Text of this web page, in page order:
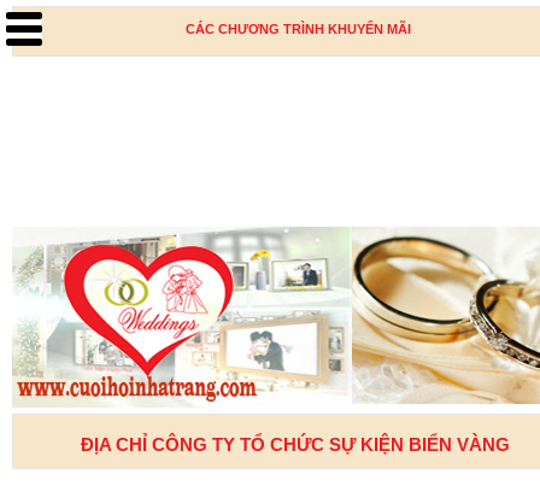
CÁC CHƯƠNG TRÌNH KHUYẾN MÃI
ĐỊA CHỈ CÔNG TY TỔ CHỨC SỰ KIỆN BIỂN VÀNG